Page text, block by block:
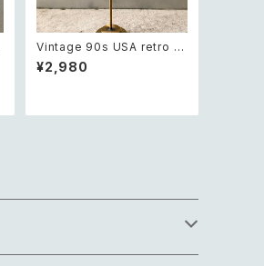
Vintage 90s USA retro s
wing drop beads pierce
レトロ アメリカ ヴィンテージ
¥2,980